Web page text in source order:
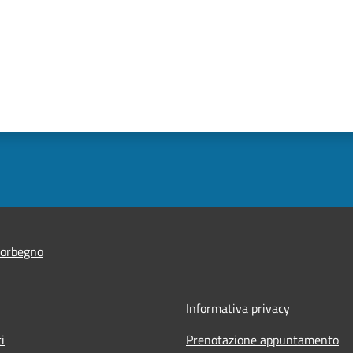
Informativa privacy
Prenotazione appuntamento